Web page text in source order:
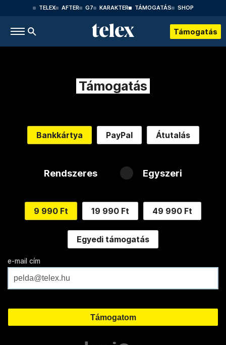
TELEX AFTER G7 KARAKTER TÁMOGATÁS SHOP
Támogatás
Támogatás
Bankkártya PayPal Átutalás
Rendszeres Egyszeri
9 990 Ft 19 990 Ft 49 990 Ft
Egyedi támogatás
e-mail cím